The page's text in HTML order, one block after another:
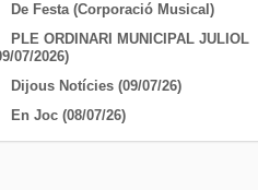
De Festa (Corporació Musical)
PLE ORDINARI MUNICIPAL JULIOL
07/2026)
Dijous Notícies (09/07/26)
En Joc (08/07/26)